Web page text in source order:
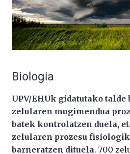
Biologia
UPV/EHUk gidatutako talde
zelularen mugimendua
batek kontrolatzen duela,
zelularen prozesu
barneratzen dituela. 700